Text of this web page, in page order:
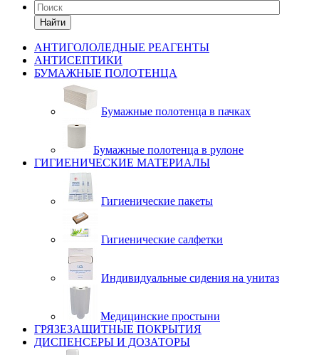
Найти
АНТИГОЛОЛЕДНЫЕ РЕАГЕНТЫ
АНТИСЕПТИКИ
БУМАЖНЫЕ ПОЛОТЕНЦА
Бумажные полотенца в пачках
Бумажные полотенца в рулоне
ГИГИЕНИЧЕСКИЕ МАТЕРИАЛЫ
Гигиенические пакеты
Гигиенические салфетки
Индивидуальные сидения на унитаз
Медицинские простыни
ГРЯЗЕЗАЩИТНЫЕ ПОКРЫТИЯ
ДИСПЕНСЕРЫ И ДОЗАТОРЫ